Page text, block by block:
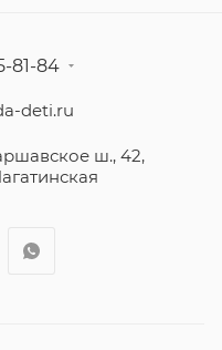
81-84
deti.ru
ш., 42,